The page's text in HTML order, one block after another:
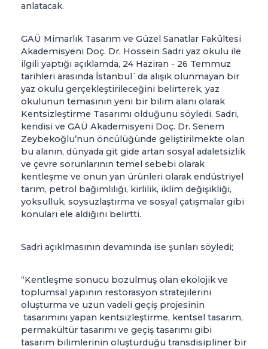
anlatacak.
GAÜ Mimarlık Tasarım ve Güzel Sanatlar Fakültesi
Akademisyeni Doç. Dr. Hossein Sadri yaz okulu ile
ilgili yaptığı açıklamda, 24 Haziran - 26 Temmuz
tarihleri arasında İstanbul`da alışık olunmayan bir
yaz okulu gerçekleştirileceğini belirterek, yaz
okulunun temasının yeni bir bilim alanı olarak
Kentsizleştirme Tasarımı olduğunu söyledi. Sadri,
kendisi ve GAÜ Akademisyeni Doç. Dr. Senem
Zeybekoğlu’nun öncülüğünde geliştirilmekte olan
bu alanın, dünyada git gide artan sosyal adaletsizlik
ve çevre sorunlarının temel sebebi olarak
kentleşme ve onun yan ürünleri olarak endüstriyel
tarım, petrol bağımlılığı, kirlilik, iklim değişikliği,
yoksulluk, soysuzlaştırma ve sosyal çatışmalar gibi
konuları ele aldığını belirtti.
Sadri açıklmasının devamında ise şunları söyledi;
“Kentleşme sonucu bozulmuş olan ekolojik ve
toplumsal yapının restorasyon stratejilerini
oluşturma ve uzun vadeli geçiş projesinin
tasarımını yapan kentsizleştirme, kentsel tasarım,
permakültür tasarımı ve geçiş tasarımı gibi
tasarım bilimlerinin oluşturduğu transdisipliner bir